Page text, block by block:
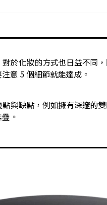
於化妝的方式也日益不同
意 5 個細節就能達成。
與缺點，例如擁有深邃的
。